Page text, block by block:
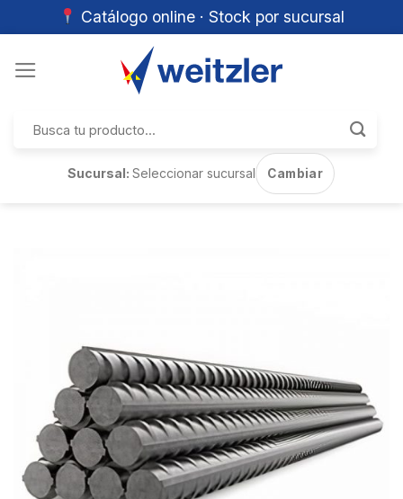
Catálogo online · Stock por sucursal
por:
Sucursal:Seleccionar sucursal Cambiar